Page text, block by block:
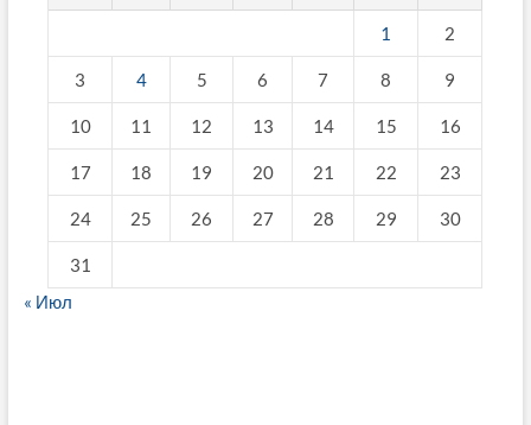
1 2
3 4 5 6 7 8 9
10 11 12 13 14 15 16
17 18 19 20 21 22 23
24 25 26 27 28 29 30
31
« Июл